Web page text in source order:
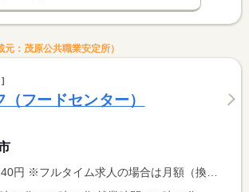
：茂原公共職業安定所）
フードセンター）
ム求人の場合は月額（換算額）、パート求人の場合は時間額を表示しています。